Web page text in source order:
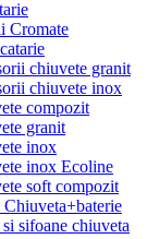
Cromate
chiuvete granit
chiuvete inox
compozit
granit
inox
inox Ecoline
soft compozit
Chiuveta+baterie
sifoane chiuveta